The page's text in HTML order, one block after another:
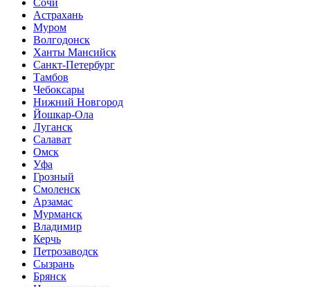
Сочи
Астрахань
Муром
Волгодонск
Ханты Мансийск
Санкт-Петербург
Тамбов
Чебоксары
Нижний Новгород
Йошкар-Ола
Луганск
Салават
Омск
Уфа
Грозный
Смоленск
Арзамас
Мурманск
Владимир
Керчь
Петрозаводск
Сызрань
Брянск